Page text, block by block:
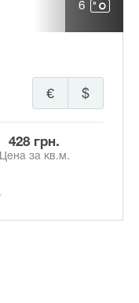
6
$
€
428 грн.
Цена за кв.м.